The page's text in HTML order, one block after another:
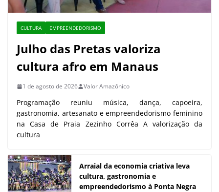
CULTURA EMPREENDEDORISMO
Julho das Pretas valoriza
cultura afro em Manaus
1 de agosto de 2026 Valor Amazônico
Programação reuniu música, dança, capoeira,
gastronomia, artesanato e empreendedorismo feminino
na Casa de Praia Zezinho Corrêa A valorização da
cultura
Arraial da economia criativa leva
cultura, gastronomia e
empreendedorismo à Ponta Negra